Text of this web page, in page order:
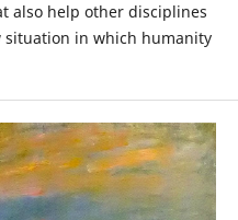
also help other disciplines
in which humanity